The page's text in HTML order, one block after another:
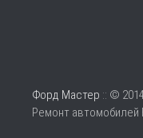
Форд Мастер :: ©
Ремонт автомобилей